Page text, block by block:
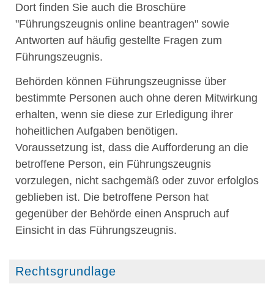
Dort finden Sie auch die Broschüre
"Führungszeugnis online beantragen" sowie
Antworten auf häufig gestellte Fragen zum
Führungszeugnis.
Behörden können Führungszeugnisse über
bestimmte Personen auch ohne deren Mitwirkung
erhalten, wenn sie diese zur Erledigung ihrer
hoheitlichen Aufgaben benötigen.
Voraussetzung ist, dass die Aufforderung an die
betroffene Person, ein Führungszeugnis
vorzulegen, nicht sachgemäß oder zuvor erfolglos
geblieben ist. Die betroffene Person hat
gegenüber der Behörde einen Anspruch auf
Einsicht in das Führungszeugnis.
Rechtsgrundlage